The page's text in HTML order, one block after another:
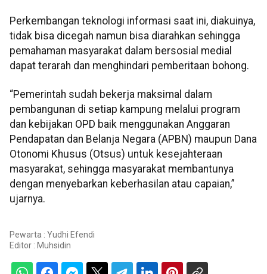
Perkembangan teknologi informasi saat ini, diakuinya,
tidak bisa dicegah namun bisa diarahkan sehingga
pemahaman masyarakat dalam bersosial medial
dapat terarah dan menghindari pemberitaan bohong.
“Pemerintah sudah bekerja maksimal dalam
pembangunan di setiap kampung melalui program
dan kebijakan OPD baik menggunakan Anggaran
Pendapatan dan Belanja Negara (APBN) maupun Dana
Otonomi Khusus (Otsus) untuk kesejahteraan
masyarakat, sehingga masyarakat membantunya
dengan menyebarkan keberhasilan atau capaian,”
ujarnya.
Pewarta : Yudhi Efendi
Editor : Muhsidin